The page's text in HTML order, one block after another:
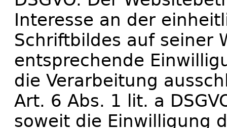
Interesse an der
Schriftbildes auf seiner
entsprechende
die Verarbeitung
Art. 6 Abs. 1 lit. a
soweit die Einwilligung